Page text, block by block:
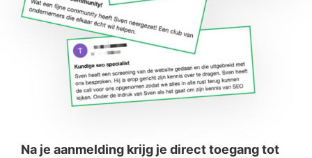
Na je aanmelding krijg je direct toegang tot